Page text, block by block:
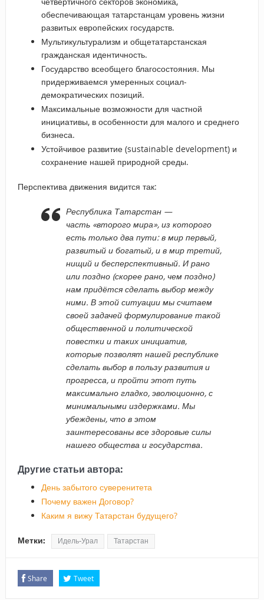
обеспечивающая татарстанцам уровень жизни
развитых европейских государств.
Мультикультурализм и общетатарстанская
гражданская идентичность.
Государство всеобщего благосостояния. Мы
придерживаемся умеренных социал-
демократических позиций.
Максимальные возможности для частной
инициативы, в особенности для малого и среднего
бизнеса.
Устойчивое развитие (sustainable development) и
сохранение нашей природной среды.
Перспектива движения видится так:
Республика Татарстан —
часть «второго мира», из которого
есть только два пути: в мир первый,
развитый и богатый, и в мир третий,
нищий и бесперспективный. И рано
или поздно (скорее рано, чем поздно)
нам придётся сделать выбор между
ними. В этой ситуации мы считаем
своей задачей формулирование такой
общественной и политической
повестки и таких инициатив,
которые позволят нашей республике
сделать выбор в пользу развития и
прогресса, и пройти этот путь
максимально гладко, эволюционно, с
минимальными издержками. Мы
убеждены, что в этом
заинтересованы все здоровые силы
нашего общества и государства.
Другие статьи автора:
День забытого суверенитета
Почему важен Договор?
Каким я вижу Татарстан будущего?
Метки: Идель-Урал Татарстан
Share Tweet